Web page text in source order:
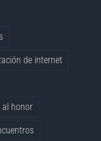
de internet
al honor